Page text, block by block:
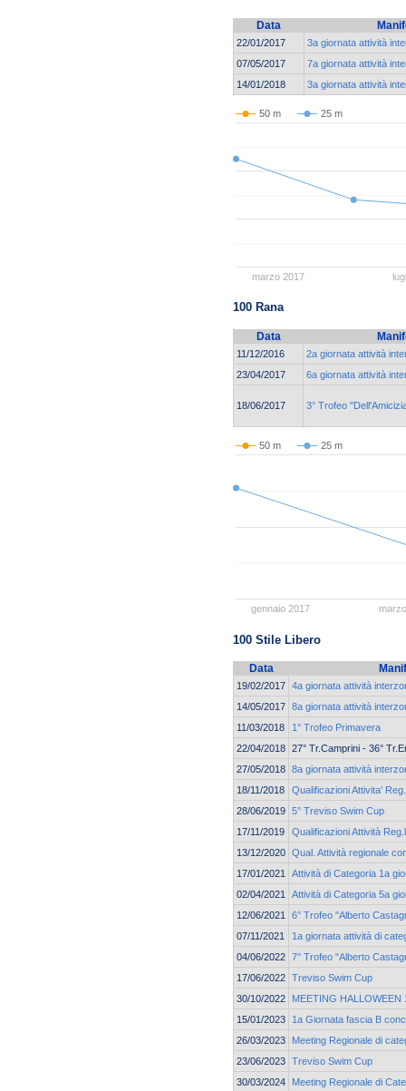
Data
22/01/2017
3a giornata attività
07/05/2017
7a giornata attività
14/01/2018
3a giornata attività
50 m 25 m
marzo 2017
100 Rana
Data
11/12/2016
2a giornata attività
23/04/2017
6a giornata attività
18/06/2017 3° Trofeo
50 m 25 m
gennaio 2017
100 Stile Libero
Data
19/02/2017 4a giornata attività
14/05/2017 8a giornata attività
11/03/2018
1° Trofeo Primavera
22/04/2018 27° Tr.Camprini - 36°
27/05/2018 8a giornata attività
18/11/2018
Qualificazioni Attivita'
28/06/2019 5° Treviso Swim Cup
17/11/2019
Qualificazioni Attività
13/12/2020 Qual. Attività regionale
17/01/2021
Attività di Categoria 1a
02/04/2021
Attività di Categoria 5a
12/06/2021
6° Trofeo "Alberto
07/11/2021
1a giornata attività di
04/06/2022 7° Trofeo "Alberto
17/06/2022 Treviso Swim Cup
30/10/2022
MEETING HALLOWEEN
15/01/2023
1a Giornata fascia B
26/03/2023
Meeting Regionale di
23/06/2023 Treviso Swim Cup
30/03/2024
Meeting Regionale di